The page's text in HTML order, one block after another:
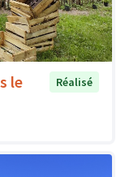
le
Réalisé